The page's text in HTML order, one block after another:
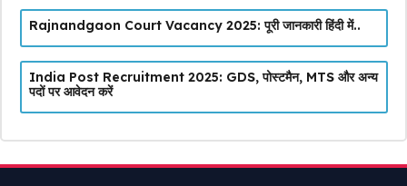
Rajnandgaon Court Vacancy 2025: पूरी जानकारी हिंदी में..
India Post Recruitment 2025: GDS, पोस्टमैन, MTS और अन्य
पदों पर आवेदन करें